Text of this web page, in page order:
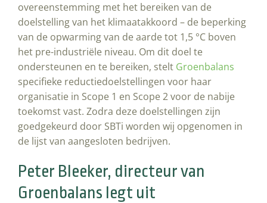
overeenstemming met het bereiken van de
doelstelling van het klimaatakkoord – de beperking
van de opwarming van de aarde tot 1,5 °C boven
het pre-industriële niveau. Om dit doel te
ondersteunen en te bereiken, stelt Groenbalans
specifieke reductiedoelstellingen voor haar
organisatie in Scope 1 en Scope 2 voor de nabije
toekomst vast. Zodra deze doelstellingen zijn
goedgekeurd door SBTi worden wij opgenomen in
de lijst van aangesloten bedrijven.
Peter Bleeker, directeur van
Groenbalans legt uit